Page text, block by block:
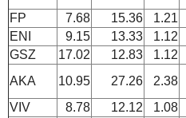
FP
7.68 15.36 1.21
ENI
9.15 13.33 1.12
GSZ
17.02 12.83 1.12
AKA
10.95 27.26 2.38
VIV
8.78 12.12 1.08